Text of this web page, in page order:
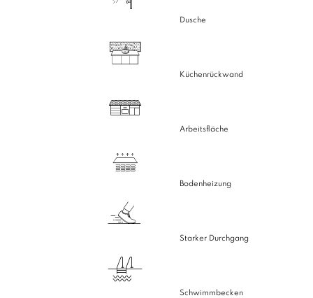
Dusche
Küchenrückwand
Arbeitsfläche
Bodenheizung
Starker Durchgang
Schwimmbecken